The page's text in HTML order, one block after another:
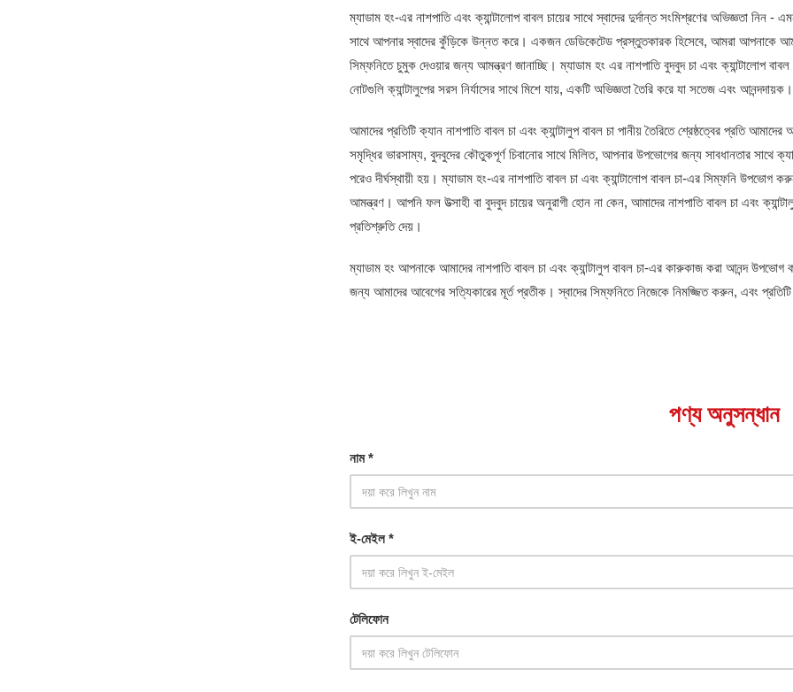
ম্যাডাম হং-এর নাশপাতি এবং ক্যান্টালোপ বাবল চায়ের সাথে স্বাদের দুর্দান্ত সংমিশ্রণের অভিজ্ঞতা নিন -
সাথে আপনার স্বাদের কুঁড়িকে উন্নত করে। একজন ডেডিকেটেড প্রস্তুতকারক হিসেবে, আমরা আপনাকে
সিম্ফনিতে চুমুক দেওয়ার জন্য আমন্ত্রণ জানাচ্ছি। ম্যাডাম হং এর নাশপাতি বুদবুদ চা এবং ক্যান্টালোপ
নোটগুলি ক্যান্টালুপের সরস নির্যাসের সাথে মিশে যায়, একটি অভিজ্ঞতা তৈরি করে যা সতেজ এবং আনন্দদায়ক।
আমাদের প্রতিটি ক্যান নাশপাতি বাবল চা এবং ক্যান্টালুপ বাবল চা পানীয় তৈরিতে শ্রেষ্ঠত্বের প্রতি আমাদের
সমৃদ্ধির ভারসাম্য, বুদবুদের কৌতুকপূর্ণ চিবানোর সাথে মিলিত, আপনার উপভোগের জন্য সাবধানতার সাথে
পরেও দীর্ঘস্থায়ী হয়। ম্যাডাম হং-এর নাশপাতি বাবল চা এবং ক্যান্টালোপ বাবল চা-এর সিম্ফনি উপভোগ
আমন্ত্রণ। আপনি ফল উত্সাহী বা বুদবুদ চায়ের অনুরাগী হোন না কেন, আমাদের নাশপাতি বাবল চা এবং
প্রতিশ্রুতি দেয়।
ম্যাডাম হং আপনাকে আমাদের নাশপাতি বাবল চা এবং ক্যান্টালুপ বাবল চা-এর কারুকাজ করা আনন্দ
জন্য আমাদের আবেগের সত্যিকারের মূর্ত প্রতীক। স্বাদের সিম্ফনিতে নিজেকে নিমজ্জিত করুন, এবং প্রতিটি
পণ্য অনুসন্ধান
নাম *
ই-মেইল *
টেলিফোন